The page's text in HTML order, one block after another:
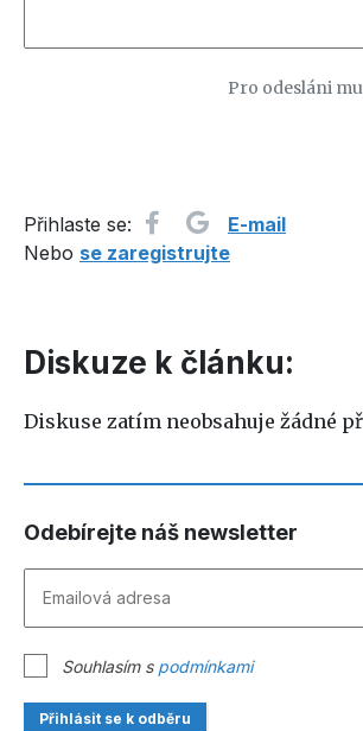
Pro odesláni
Přihlaste se:
E-mail
Nebo se zaregistrujte
Diskuze k článku:
Diskuse zatím neobsahuje žádné
Odebírejte náš newsletter
Souhlasím s podmínkami
Přihlásit se k odběru